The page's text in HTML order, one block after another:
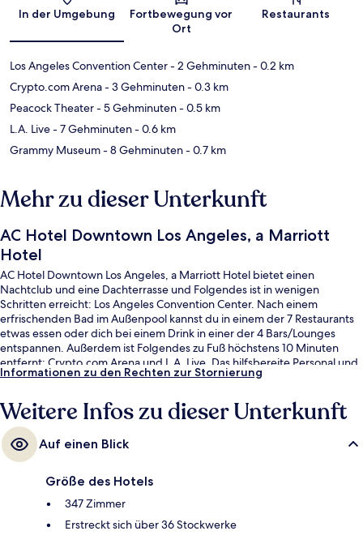
In der Umgebung
Fortbewegung vor
Ort
Restaurants
Los Angeles Convention Center- 2 Gehminuten- 0.2 km
Crypto.com Arena- 3 Gehminuten- 0.3 km
Peacock Theater- 5 Gehminuten- 0.5 km
L.A. Live- 7 Gehminuten- 0.6 km
Grammy Museum- 8 Gehminuten- 0.7 km
Mehr zu dieser Unterkunft
AC Hotel Downtown Los Angeles, a Marriott
Hotel
AC Hotel Downtown Los Angeles, a Marriott Hotel bietet einen
Nachtclub und eine Dachterrasse und Folgendes ist in wenigen
Schritten erreicht: Los Angeles Convention Center. Nach einem
erfrischenden Bad im Außenpool kannst du in einem der 7 Restaurants
etwas essen oder dich bei einem Drink in einer der 4 Bars/Lounges
entspannen. Außerdem ist Folgendes zu Fuß höchstens 10 Minuten
entfernt: Crypto.com Arena und L.A. Live. Das hilfsbereite Personal und
die Lage erhalten tolle Bewertungen von anderen Reisenden. Die
Verkehrsmitteln entfernt: Zur U-Bahn läuft man 3 Minuten (Pico-
Station) bzw. 13 Minuten (Grand/LATTC Station).
Informationen zu den Rechten zur Stornierung
Weitere Infos zu dieser Unterkunft
Auf einen Blick
Größe des Hotels
347 Zimmer
Erstreckt sich über 36 Stockwerke